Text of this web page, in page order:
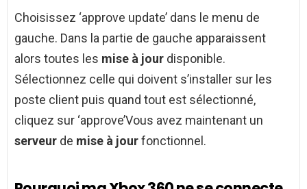
Choisissez ‘approve update’ dans le menu de
gauche. Dans la partie de gauche apparaissent
alors toutes les mise à jour disponible.
Sélectionnez celle qui doivent s’installer sur les
poste client puis quand tout est sélectionné,
cliquez sur ‘approve’Vous avez maintenant un
serveur de mise à jourfonctionnel.